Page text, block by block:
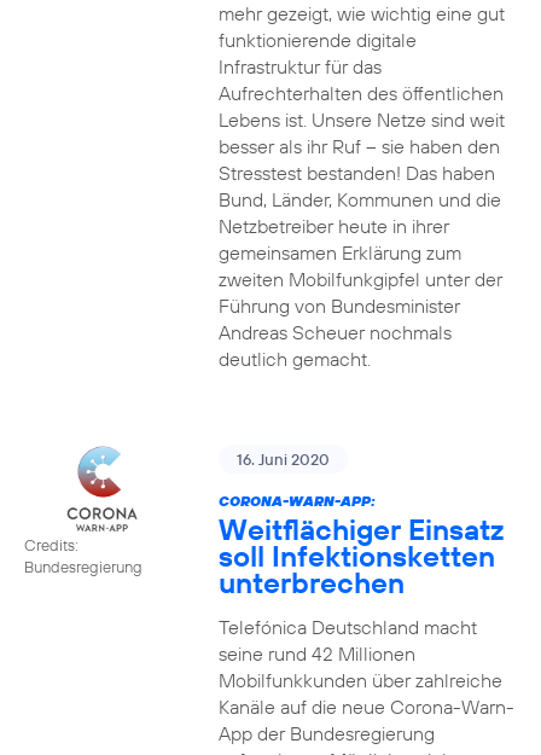
mehr gezeigt, wie wichtig eine gut
funktionierende digitale
Infrastruktur für das
Aufrechterhalten des öffentlichen
Lebens ist. Unsere Netze sind weit
besser als ihr Ruf – sie haben den
Stresstest bestanden! Das haben
Bund, Länder, Kommunen und die
Netzbetreiber heute in ihrer
gemeinsamen Erklärung zum
zweiten Mobilfunkgipfel unter der
Führung von Bundesminister
Andreas Scheuer nochmals
deutlich gemacht.
Credits:
Bundesregierung
16. Juni 2020
CORONA-WARN-APP:
Weitflächiger Einsatz
soll Infektionsketten
unterbrechen
Telefónica Deutschland macht
seine rund 42 Millionen
Mobilfunkkunden über zahlreiche
Kanäle auf die neue Corona-Warn-
App der Bundesregierung